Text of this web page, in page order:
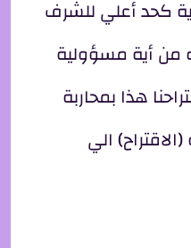
كحد أعلي للشرف
من أية مسؤولية
هذا بمحاربة
الي